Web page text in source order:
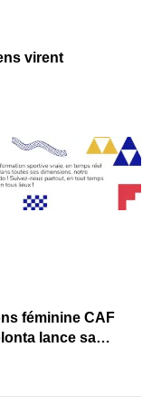
virent
féminine CAF
lance sa